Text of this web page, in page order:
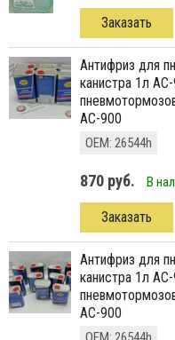
Заказать
антифриз для пневмотормозов Астрохим жестяная
канистра 1л
АС-900
ОЕМ: 26544h
870 руб. В
Заказать
антифриз для пневмотормозов Астрохим жестяная
канистра 1л
АС-900